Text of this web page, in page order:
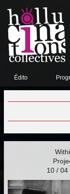
Édito
10 / 04